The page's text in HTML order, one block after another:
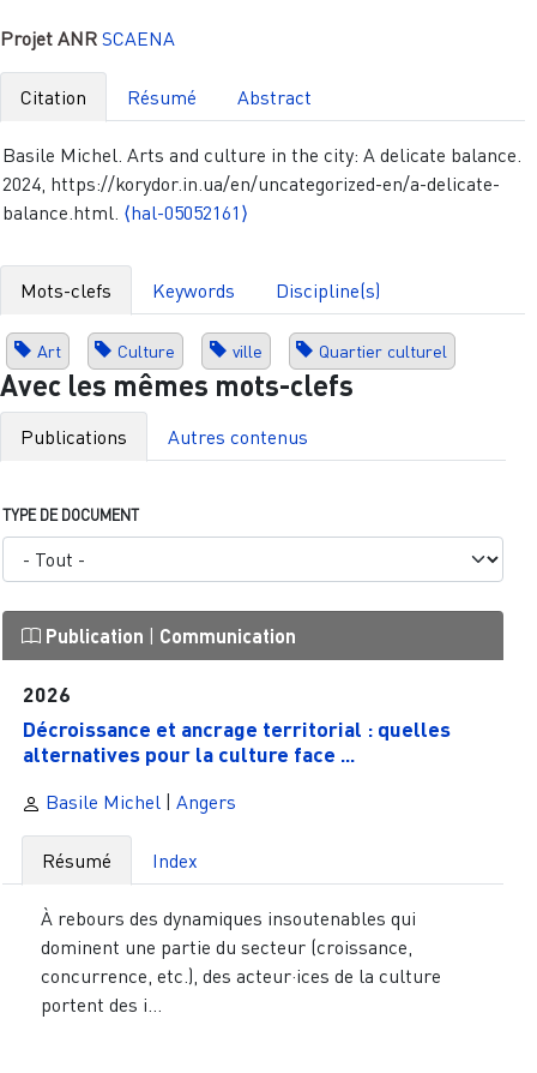
Projet ANR SCAENA
Citation Résumé Abstract
Basile Michel. Arts and culture in the city: A delicate balance.
2024, https://korydor.in.ua/en/uncategorized-en/a-delicate-
balance.html. ⟨hal-05052161⟩
Mots-clefs Keywords Discipline(s)
Art Culture ville Quartier culturel
Avec les mêmes mots-clefs
Publications Autres contenus
TYPE DE DOCUMENT
Publication | Communication
2026
Décroissance et ancrage territorial : quelles
alternatives pour la culture face ...
Basile Michel| Angers
Résumé Index
À rebours des dynamiques insoutenables qui
dominent une partie du secteur (croissance,
concurrence, etc.), des acteur·ices de la culture
portent des i...